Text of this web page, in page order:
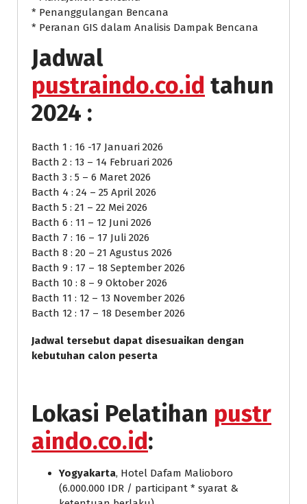
* Penanggulangan Bencana
* Peranan GIS dalam Analisis Dampak Bencana
Jadwal
pustraindo.co.id tahun
2024 :
Bacth 1 : 16 -17 Januari 2026
Bacth 2 : 13 – 14 Februari 2026
Bacth 3 : 5 – 6 Maret 2026
Bacth 4 : 24 – 25 April 2026
Bacth 5 : 21 – 22 Mei 2026
Bacth 6 : 11 – 12 Juni 2026
Bacth 7 : 16 – 17 Juli 2026
Bacth 8 : 20 – 21 Agustus 2026
Bacth 9 : 17 – 18 September 2026
Bacth 10 : 8 – 9 Oktober 2026
Bacth 11 : 12 – 13 November 2026
Bacth 12 : 17 – 18 Desember 2026
Jadwal tersebut dapat disesuaikan dengan
kebutuhan calon peserta
Lokasi Pelatihan pustr
aindo.co.id:
Yogyakarta, Hotel Dafam Malioboro
(6.000.000 IDR / participant * syarat &